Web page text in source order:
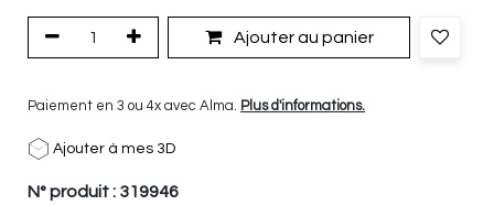
Ajouter au panier
Paiement en 3 ou 4x avec Alma. Plus d'informations.
Ajouter à mes 3D
N° produit : 319946